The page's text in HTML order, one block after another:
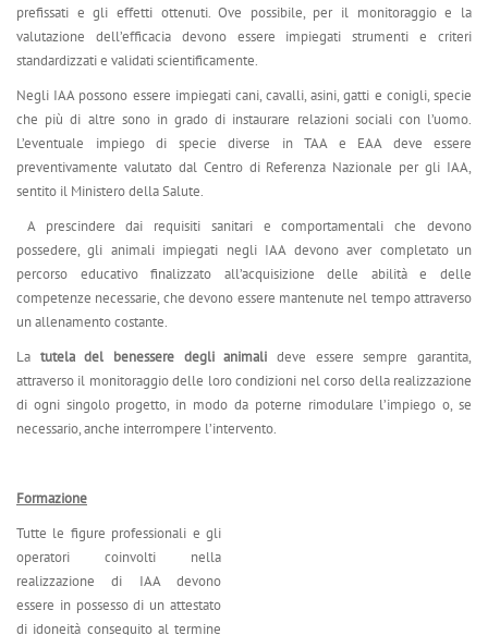
prefissati e gli effetti ottenuti. Ove possibile, per il monitoraggio e la
valutazione dell’efficacia devono essere impiegati strumenti e criteri
standardizzati e validati scientificamente.
Negli IAA possono essere impiegati cani, cavalli, asini, gatti e conigli, specie
che più di altre sono in grado di instaurare relazioni sociali con l’uomo.
L’eventuale impiego di specie diverse in TAA e EAA deve essere
preventivamente valutato dal Centro di Referenza Nazionale per gli IAA,
sentito il Ministero della Salute.
A prescindere dai requisiti sanitari e comportamentali che devono
possedere, gli animali impiegati negli IAA devono aver completato un
percorso educativo finalizzato all’acquisizione delle abilità e delle
competenze necessarie, che devono essere mantenute nel tempo attraverso
un allenamento costante.
La tutela del benessere degli animali deve essere sempre garantita,
attraverso il monitoraggio delle loro condizioni nel corso della realizzazione
di ogni singolo progetto, in modo da poterne rimodulare l’impiego o, se
necessario, anche interrompere l’intervento.
Formazione
Tutte le figure professionali e gli
operatori coinvolti nella
realizzazione di IAA devono
essere in possesso di un attestato
di idoneità conseguito al termine